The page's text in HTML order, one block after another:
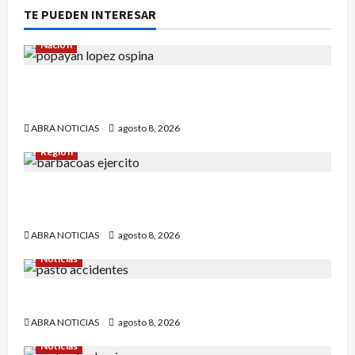
TE PUEDEN INTERESAR
Nación
ABRA NOTICIAS
agosto 8, 2026
Región
ABRA NOTICIAS
agosto 8, 2026
Noticias
ABRA NOTICIAS
agosto 8, 2026
Noticias